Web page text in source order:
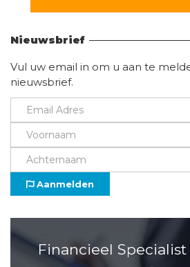
Nieuwsbrief
Vul uw email in om u aan te
nieuwsbrief.
Aanmelden
Financieel